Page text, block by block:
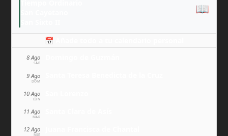
📖
📅 Añade todo a tu calendario personal
8 Ago
SÁB
9 Ago
DOM
10 Ago
LUN
11 Ago
MAR
12 Ago
MIÉ